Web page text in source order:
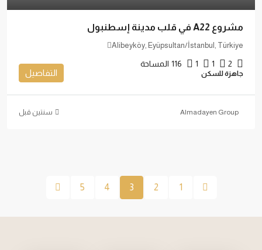
مشروع A22 في قلب مدينة إسطنبول
Alibeyköy, Eyüpsultan/İstanbul, Türkiye
116 المساحة
جاهزة للسكن التفاصيل
Almadayen Group ‏سنتين قبل